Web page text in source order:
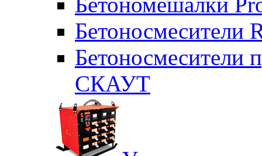
Бетоносмесители
Бетоносмесители
СКАУТ